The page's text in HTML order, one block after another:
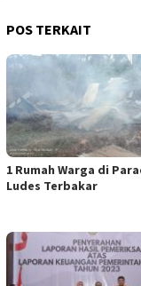
POS TERKAIT
1 Rumah Warga di
Ludes Terbakar